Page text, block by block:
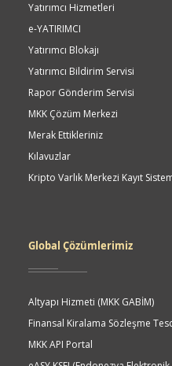
Yatırımcı Hizmetleri
e-YATIRIMCI
Yatırımcı Blokajı
Yatırımcı Bildirim Servisi
Rapor Gönderim Servisi
MKK Çözüm Merkezi
Merak Ettikleriniz
Kılavuzlar
Kripto Varlık Merkezi Kayıt
Global Çözümlerimiz
Altyapı Hizmeti (MKK GABİM)
Finansal Kiralama Sözleşme
MKK API Portal